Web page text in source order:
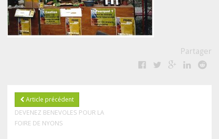
Partager
Article précédent
DEVENEZ BENEVOLES POUR LA
FOIRE DE NYONS